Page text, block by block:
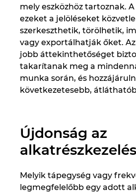
mely eszközhöz tartoznak.
ezeket a jelöléseket
szerkeszthetik, törölhetik,
vagy exportálhatják őket.
jobb áttekinthetőséget
takarítanak meg a
munka során, és
következetesebb,
Újdonság az
Melyik tápegység vagy
legmegfelelőbb egy adott